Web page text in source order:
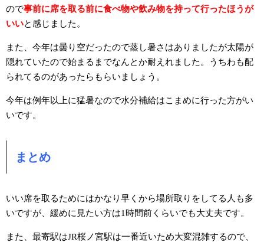
ので事前に席を取る前に食べ物や飲み物を持って行ったほうが
いいと感じました。
また、今年は曇り空だったので蒸し暑さはありましたが太陽が
隠れていたので始まるまでなんとか耐えれました。うちわも配
られてるのがあったらもらいましょう。
今年は例年以上に猛暑なので水分補給はこまめに行った方がい
いです。
まとめ
いい席を取るためにはかなり早くから場所取りをしてる人も多
いですが、緩めに見たい方は1時間前くらいでも大丈夫です。
また、最寄駅はJR桜ノ宮駅は一番近いため大変混雑するので、